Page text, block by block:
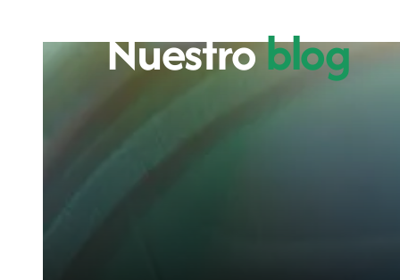
Nuestroblog